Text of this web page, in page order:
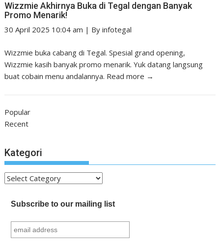
Wizzmie Akhirnya Buka di Tegal dengan Banyak
Promo Menarik!
30 April 2025 10:04 am | Byinfotegal
Wizzmie buka cabang di Tegal. Spesial grand opening,
Wizzmie kasih banyak promo menarik. Yuk datang langsung
buat cobain menu andalannya. Read more →
Popular
Recent
Kategori
Kategori
Subscribe to our mailing list